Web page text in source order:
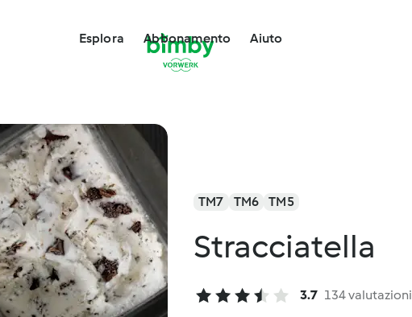
Esplora Abbonamento Aiuto
TM7 TM6 TM5
Stracciatella
3.7 134 valutazioni